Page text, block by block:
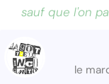
sauf que l'on
le